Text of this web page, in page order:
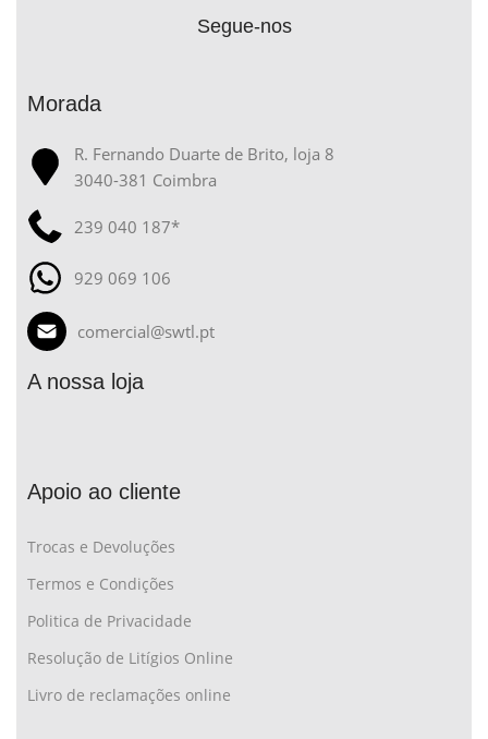
Segue-nos
Morada
R. Fernando Duarte de Brito, loja 8
3040-381 Coimbra
239 040 187*
929 069 106
comercial@swtl.pt
A nossa loja
Apoio ao cliente
Trocas e Devoluções
Termos e Condições
Politica de Privacidade
Resolução de Litígios Online
Livro de reclamações online